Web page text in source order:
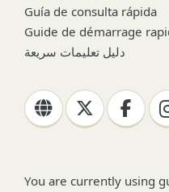
Guía de consulta rápida
Guide de démarrage
دليل تعليمات سريعة
You are currently using